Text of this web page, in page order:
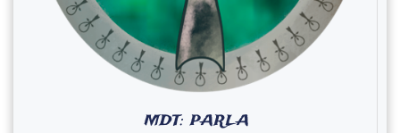
MDT: PARLA